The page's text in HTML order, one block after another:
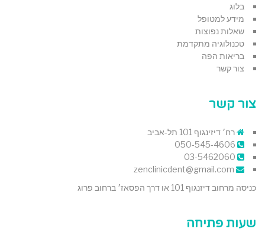
בלוג
מידע למטופל
שאלות נפוצות
טכנולוגיה מתקדמת
בריאות הפה
צור קשר
צור קשר
רח׳ דיזינגוף 101 תל-אביב
050-545-4606
03-5462060
zenclinicdent@gmail.com
כניסה מרחוב דיזנגוף 101 או דרך הפסאז׳ ברחוב פרוג
שעות פתיחה